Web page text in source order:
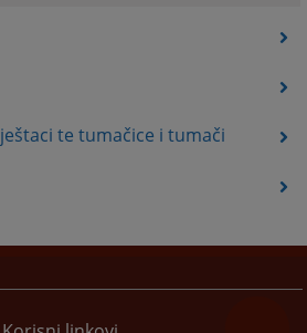
te tumačice i tumači